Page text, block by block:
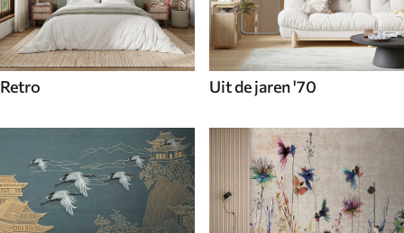
Retro Uit de jaren '70